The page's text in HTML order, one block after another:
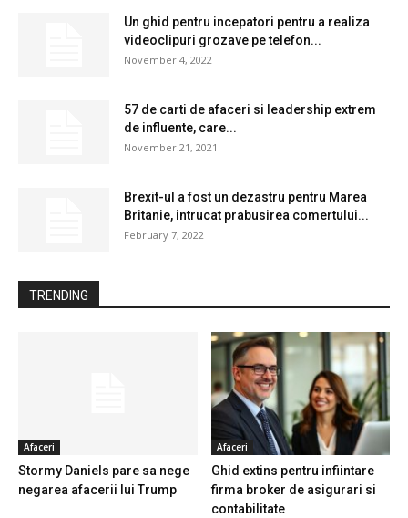
Un ghid pentru incepatori pentru a realiza
videoclipuri grozave pe telefon...
November 4, 2022
57 de carti de afaceri si leadership extrem
de influente, care...
November 21, 2021
Brexit-ul a fost un dezastru pentru Marea
Britanie, intrucat prabusirea comertului...
February 7, 2022
TRENDING
Afaceri
Stormy Daniels pare sa nege
negarea afacerii lui Trump
Afaceri
Ghid extins pentru infiintare
firma broker de asigurari si
contabilitate